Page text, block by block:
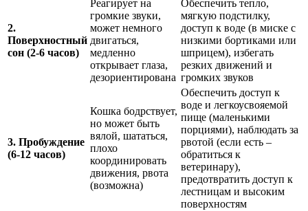
2.
Поверхностный
сон (2-6 часов)
Реагирует на
громкие звуки,
может немного
двигаться,
медленно
открывает глаза,
дезориентирована
Обеспечить тепло,
мягкую подстилку,
доступ к воде (в миске с
низкими бортиками или
шприцем), избегать
резких движений и
громких звуков
3. Пробуждение
(6-12 часов)
Кошка бодрствует,
но может быть
вялой, шататься,
плохо
координировать
движения, рвота
(возможна)
Обеспечить доступ к
воде и легкоусвояемой
пище (маленькими
порциями), наблюдать за
рвотой (если есть –
обратиться к
ветеринару),
предотвратить доступ к
лестницам и высоким
поверхностям